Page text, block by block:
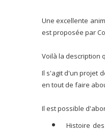
Une excellente
est proposée par
Voilà la description
Il s'agit d'un projet
en tout de faire
Il est possible
Histoire